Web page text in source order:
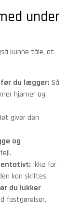
under
kunne tåle, at
du lægger: Så
hjørner og
giver den
og
Ikke for
kan skiftes.
du lukker
fastgørelser,